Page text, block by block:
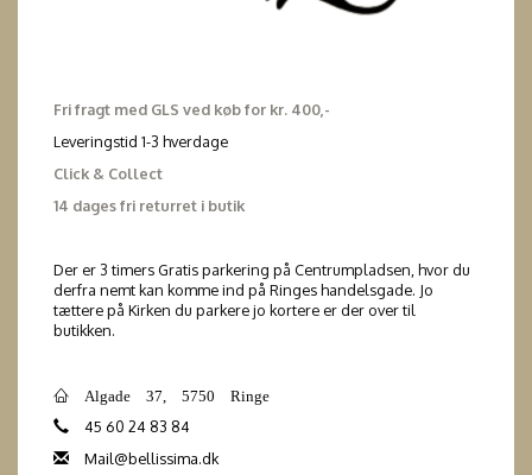
Fri fragt med GLS ved køb for kr. 400,-
Leveringstid 1-3 hverdage
Click & Collect
14 dages fri returret i butik
Der er 3 timers Gratis parkering på Centrumpladsen, hvor du
derfra nemt kan komme ind på Ringes handelsgade. Jo
tættere på Kirken du parkere jo kortere er der over til
butikken.
Algade 37, 5750 Ringe
45 60 24 83 84
Mail@bellissima.dk